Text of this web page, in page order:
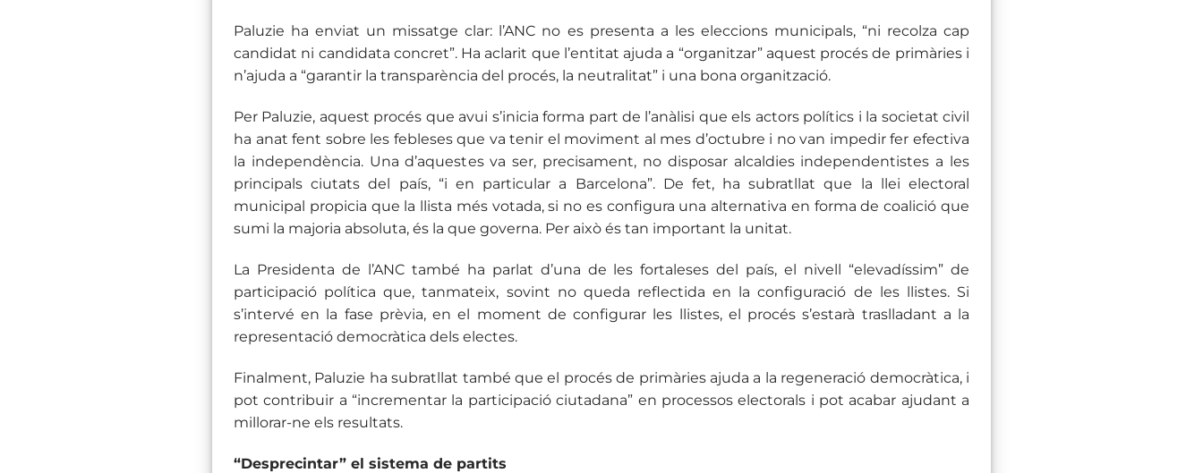
Paluzie ha enviat un missatge clar: l’ANC no es presenta a les eleccions municipals, “ni recolza cap
candidat ni candidata concret”. Ha aclarit que l’entitat ajuda a “organitzar” aquest procés de primàries i
n’ajuda a “garantir la transparència del procés, la neutralitat” i una bona organització.
Per Paluzie, aquest procés que avui s’inicia forma part de l’anàlisi que els actors polítics i la societat civil
ha anat fent sobre les febleses que va tenir el moviment al mes d’octubre i no van impedir fer efectiva
la independència. Una d’aquestes va ser, precisament, no disposar alcaldies independentistes a les
principals ciutats del país, “i en particular a Barcelona”. De fet, ha subratllat que la llei electoral
municipal propicia que la llista més votada, si no es configura una alternativa en forma de coalició que
sumi la majoria absoluta, és la que governa. Per això és tan important la unitat.
La Presidenta de l’ANC també ha parlat d’una de les fortaleses del país, el nivell “elevadíssim” de
participació política que, tanmateix, sovint no queda reflectida en la configuració de les llistes. Si
s’intervé en la fase prèvia, en el moment de configurar les llistes, el procés s’estarà traslladant a la
representació democràtica dels electes.
Finalment, Paluzie ha subratllat també que el procés de primàries ajuda a la regeneració democràtica, i
pot contribuir a “incrementar la participació ciutadana” en processos electorals i pot acabar ajudant a
millorar-ne els resultats.
“Desprecintar” el sistema de partits